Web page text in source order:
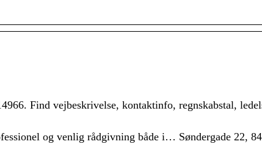
Find vejbeskrivelse, kontaktinfo, regnskabstal,
og venlig rådgivning både i… Søndergade 22,